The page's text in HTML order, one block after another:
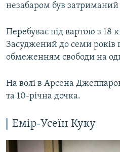
незабаром був
Перебуває під вартою з 18
Засуджений до семи років
обмеженням свободи на
На волі в Арсена
та 10-річна дочка.
Емір-Усеїн Куку